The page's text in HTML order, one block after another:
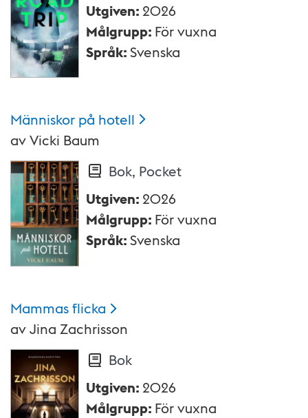
Utgiven: 2026
Målgrupp: För vuxna
Språk:Svenska
Människor på hotell
avVicki Baum
Bok, Pocket
Utgiven: 2026
Målgrupp: För vuxna
Språk:Svenska
Mammasflicka
avJina Zachrisson
Bok
Utgiven: 2026
Målgrupp: För vuxna